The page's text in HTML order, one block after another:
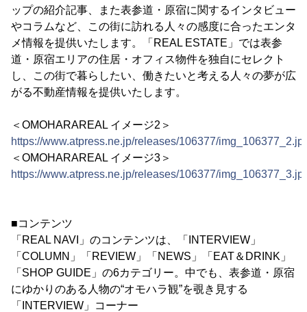
ップの紹介記事、また表参道・原宿に関するインタビュー
やコラムなど、この街に訪れる人々の感度に合ったエンタ
メ情報を提供いたします。「REAL ESTATE」では表参
道・原宿エリアの住居・オフィス物件を独自にセレクト
し、この街で暮らしたい、働きたいと考える人々の夢が広
がる不動産情報を提供いたします。
＜OMOHARAREAL イメージ2＞
https://www.atpress.ne.jp/releases/106377/
＜OMOHARAREAL イメージ3＞
https://www.atpress.ne.jp/releases/106377/
■コンテンツ
「REAL NAVI」のコンテンツは、「INTERVIEW」
「COLUMN」「REVIEW」「NEWS」「EAT＆DRINK」
「SHOP GUIDE」の6カテゴリー。中でも、表参道・原宿
にゆかりのある人物の“オモハラ観”を覗き見する
「INTERVIEW」コーナー